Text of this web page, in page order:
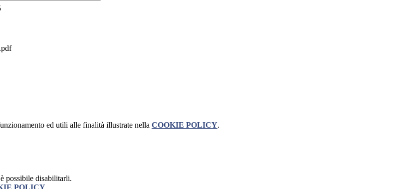
ed utili alle finalità illustrate nella COOKIE POLICY.
possibile disabilitarli.
POLICY